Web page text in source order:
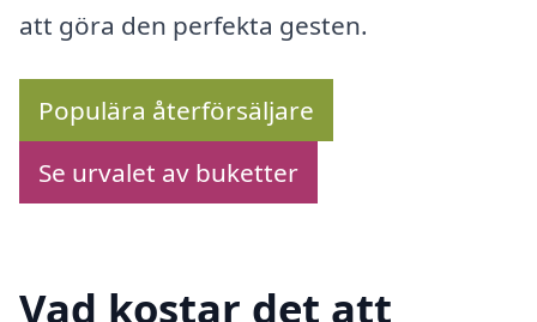
att göra den perfekta gesten.
Populära återförsäljare
Se urvalet av buketter
Vad kostar det att